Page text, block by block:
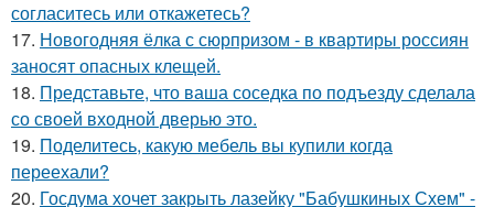
согласитесь или откажетесь?
17. Новогодняя ёлка с сюрпризом - в квартиры россиян
заносят опасных клещей.
18. Представьте, что ваша соседка по подъезду сделала
со своей входной дверью это.
19. Поделитесь, какую мебель вы купили когда
переехали?
20. Госдума хочет закрыть лазейку "Бабушкиных Схем" -